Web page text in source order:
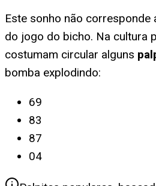
Este sonho não corresponde
do jogo do bicho. Na cultura
costumam circular alguns
bomba explodindo:
69
83
87
04